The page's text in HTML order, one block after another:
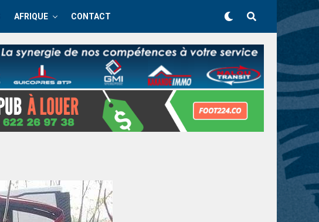
AFRIQUE CONTACT